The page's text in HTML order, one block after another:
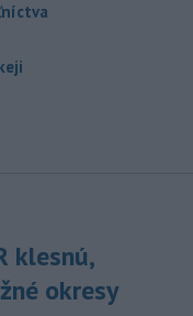
klesnú,
okresy